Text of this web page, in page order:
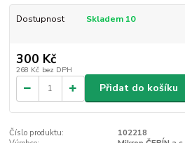
Dostupnost Skladem 10
300 Kč
268 Kč bez DPH
Přidat do košíku
Číslo produktu:
102218